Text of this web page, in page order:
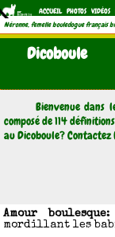
ACCUEIL PHOTOS VIDÉOS
Néronne, femelle bouledogue français
Dicoboule
Bienvenue dans
composé de 114
au Dicoboule?
Amour boulesque:
mordillant les